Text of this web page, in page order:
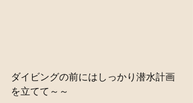
ダイビングの前にはしっかり潜水計画
を立てて～～